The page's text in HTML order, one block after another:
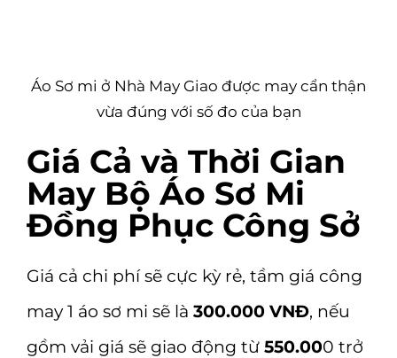
Áo Sơ mi ở Nhà May Giao được may cẩn thận
vừa đúng với số đo của bạn
Giá Cả và Thời Gian
May Bộ Áo Sơ Mi
Đồng Phục Công Sở
Giá cả chi phí sẽ cực kỳ rẻ, tầm giá công
may 1 áo sơ mi sẽ là 300.000 VNĐ, nếu
gồm vải giá sẽ giao động từ 550.000 trở